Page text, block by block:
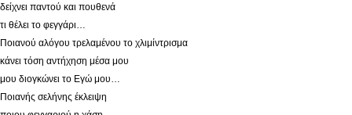
δείχνει παντού και πουθενά
τι θέλει το φεγγάρι…
Ποιανού αλόγου τρελαμένου το χλιμίντρισμα
κάνει τόση αντήχηση μέσα μου
μου διογκώνει το Εγώ μου…
Ποιανής σελήνης έκλειψη